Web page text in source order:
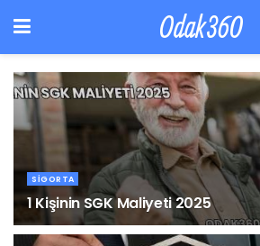
Odak360
SIGORTA
1 Kişinin SGK Maliyeti 2025
28 MAYIS 2025